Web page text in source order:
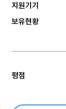
지원기기
보유현황
평점